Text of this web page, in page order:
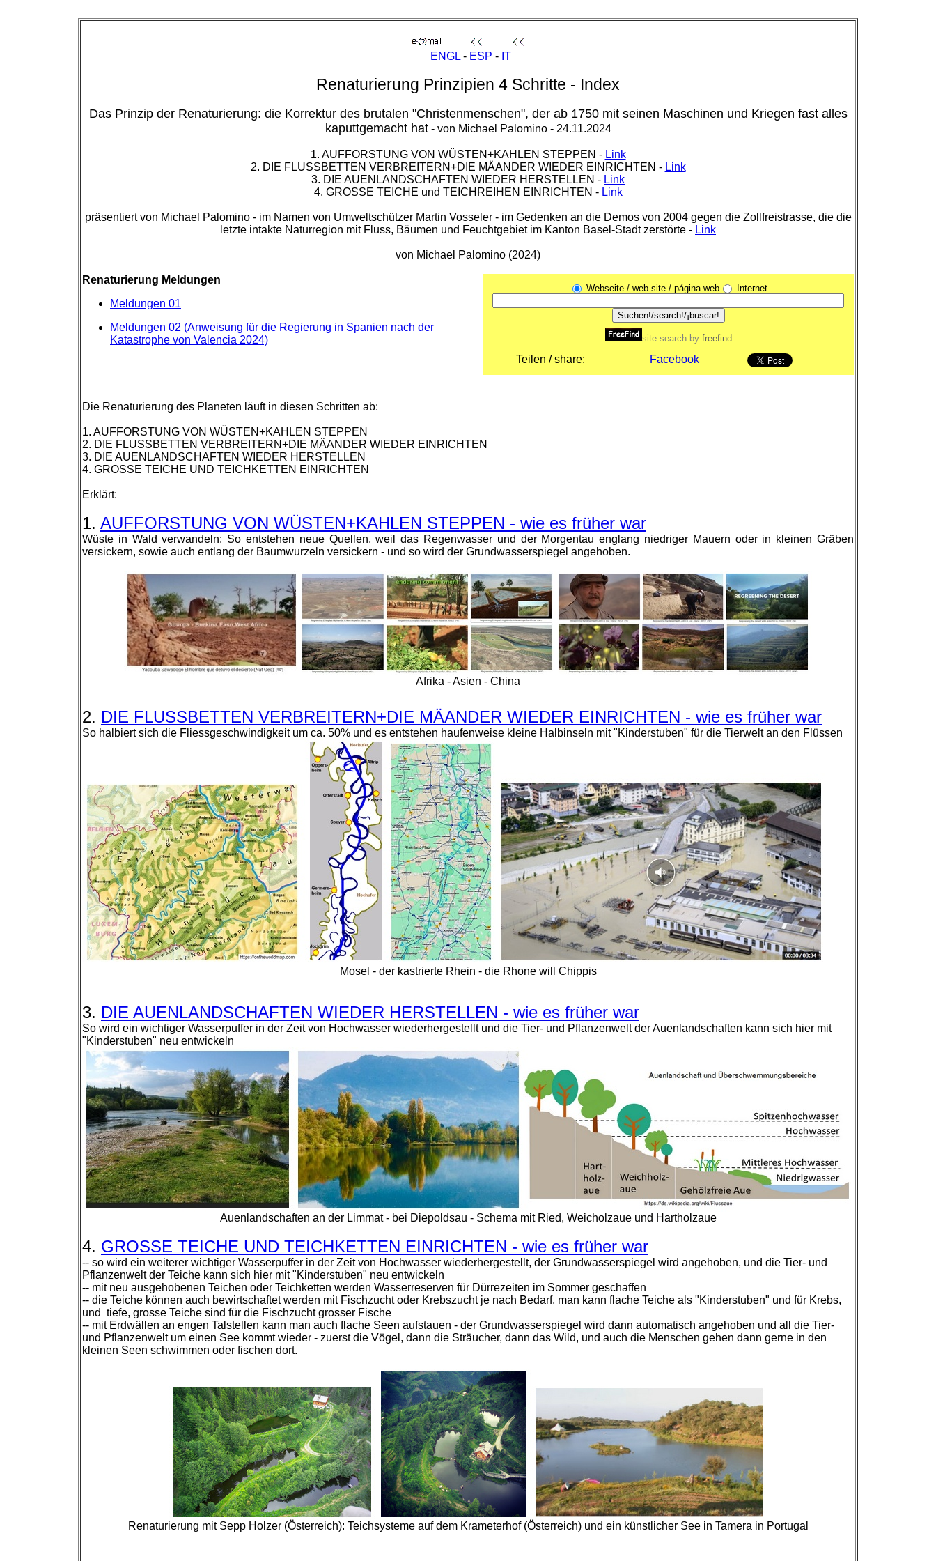
ENGL - ESP - IT
Renaturierung Prinzipien 4 Schritte - Index
Das Prinzip der Renaturierung: die Korrektur des brutalen "Christenmenschen", der ab 1750 mit seinen Maschinen und Kriegen fast alles
kaputtgemacht hat- von Michael Palomino - 24.11.2024
1. AUFFORSTUNG VON WÜSTEN+KAHLEN STEPPEN - Link
2. DIE FLUSSBETTEN VERBREITERN+DIE MÄANDER WIEDER EINRICHTEN - Link
3. DIE AUENLANDSCHAFTEN WIEDER HERSTELLEN - Link
4. GROSSE TEICHE und TEICHREIHEN EINRICHTEN - Link
präsentiert von Michael Palomino - im Namen von Umweltschützer Martin Vosseler - im Gedenken an die Demos von 2004 gegen die Zollfreistrasse, die die
letzte intakte Naturregion mit Fluss, Bäumen und Feuchtgebiet im Kanton Basel-Stadt zerstörte - Link
von Michael Palomino (2024)
Webseite / web site / página web Internet
site searchby freefind
Teilen / share: Facebook
Renaturierung Meldungen
Meldungen 01
Meldungen 02 (Anweisung für die Regierung in Spanien nach der
Katastrophe von Valencia 2024)
Die Renaturierung des Planeten läuft in diesen Schritten ab:
1. AUFFORSTUNG VON WÜSTEN+KAHLEN STEPPEN
2. DIE FLUSSBETTEN VERBREITERN+DIE MÄANDER WIEDER EINRICHTEN
3. DIE AUENLANDSCHAFTEN WIEDER HERSTELLEN
4. GROSSE TEICHE UND TEICHKETTEN EINRICHTEN
Erklärt:
1. AUFFORSTUNG VON WÜSTEN+KAHLEN STEPPEN - wie es früher war
Wüste in Wald verwandeln: So entstehen neue Quellen, weil das Regenwasser und der Morgentau englang niedriger Mauern oder in kleinen Gräben
versickern, sowie auch entlang der Baumwurzeln versickern - und so wird der Grundwasserspiegel angehoben.
Afrika - Asien - China
2. DIE FLUSSBETTEN VERBREITERN+DIE MÄANDER WIEDER EINRICHTEN - wie es früher war
So halbiert sich die Fliessgeschwindigkeit um ca. 50% und es entstehen haufenweise kleine Halbinseln mit "Kinderstuben" für die Tierwelt an den Flüssen
Mosel - der kastrierte Rhein - die Rhone will Chippis
3. DIE AUENLANDSCHAFTEN WIEDER HERSTELLEN - wie es früher war
So wird ein wichtiger Wasserpuffer in der Zeit von Hochwasser wiederhergestellt und die Tier- und Pflanzenwelt der Auenlandschaften kann sich hier mit
"Kinderstuben" neu entwickeln
Auenlandschaften an der Limmat - bei Diepoldsau - Schema mit Ried, Weicholzaue und Hartholzaue
4. GROSSE TEICHE UND TEICHKETTEN EINRICHTEN - wie es früher war
-- so wird ein weiterer wichtiger Wasserpuffer in der Zeit von Hochwasser wiederhergestellt, der Grundwasserspiegel wird angehoben, und die Tier- und
Pflanzenwelt der Teiche kann sich hier mit "Kinderstuben" neu entwickeln
-- mit neu ausgehobenen Teichen oder Teichketten werden Wasserreserven für Dürrezeiten im Sommer geschaffen
-- die Teiche können auch bewirtschaftet werden mit Fischzucht oder Krebszucht je nach Bedarf, man kann flache Teiche als "Kinderstuben" und für Krebs,
und tiefe, grosse Teiche sind für die Fischzucht grosser Fische
-- mit Erdwällen an engen Talstellen kann man auch flache Seen aufstauen - der Grundwasserspiegel wird dann automatisch angehoben und all die Tier-
und Pflanzenwelt um einen See kommt wieder - zuerst die Vögel, dann die Sträucher, dann das Wild, und auch die Menschen gehen dann gerne in den
kleinen Seen schwimmen oder fischen dort.
Renaturierung mit Sepp Holzer (Österreich): Teichsysteme auf dem Krameterhof (Österreich) und ein künstlicher See in Tamera in Portugal